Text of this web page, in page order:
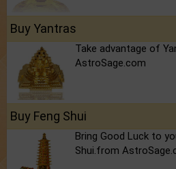
Buy Yantras
Take advantage of
AstroSage.com
Buy Feng Shui
Bring Good Luck to
Shui.from